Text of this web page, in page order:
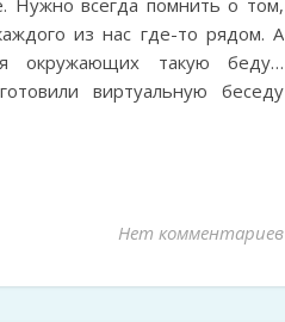
Нужно всегда помнить о том,
из нас где-то рядом. А
окружающих такую беду…
виртуальную беседу
Нет комментариев